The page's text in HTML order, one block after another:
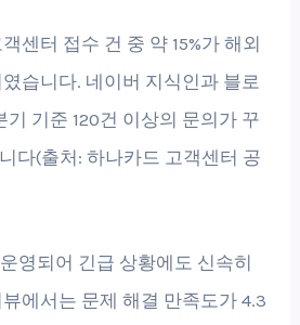
센터 접수 건 중 약 15%가 해외
습니다. 네이버 지식인과 블로
기 기준 120건 이상의 문의가 꾸
다(출처: 하나카드 고객센터 공
영되어 긴급 상황에도 신속히
에서는 문제 해결 만족도가 4.3